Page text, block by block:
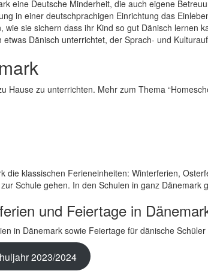
eine Deutsche Minderheit, die auch eigene
in einer deutschprachigen Einrichtung das
sie sichern dass ihr Kind so gut Dänisch lernen
Dänisch unterrichtet, der Sprach- und
Hause zu unterrichten. Mehr zum Thema
die klassischen Ferieneinheiten: Winterferien,
Schule gehen. In den Schulen in ganz Dänemark
und Feiertage in
in Dänemark sowie Feiertage für dänische
2023/2024